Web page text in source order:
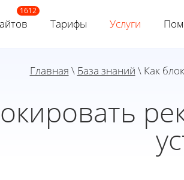
Тарифы Услуги
Главная \ База знаний \ Как